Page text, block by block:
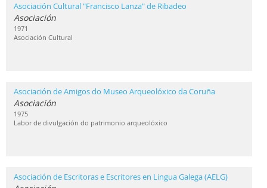
Asociación Cultural "Francisco Lanza" de Ribadeo
Asociación
1971
Asociación Cultural
Asociación de Amigos do Museo Arqueolóxico da Coruña
Asociación
1975
Labor de divulgación do patrimonio arqueolóxico
Asociación de Escritoras e Escritores en Lingua Galega (AELG)